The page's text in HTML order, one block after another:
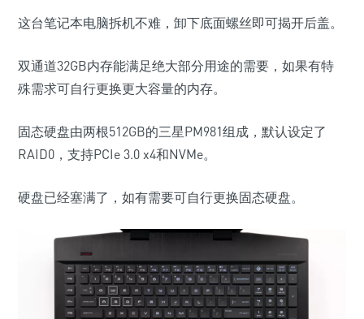
这台笔记本电脑拆机不难，卸下底面螺丝即可揭开后盖。
双通道32GB内存能满足绝大部分用途的需要，如果有特
殊需求可自行更换更大容量的内存。
固态硬盘由两根512GB的三星PM981组成，默认设定了
RAID0，支持PCIe 3.0 x4和NVMe。
硬盘已经塞满了，如有需要可自行更换固态硬盘。